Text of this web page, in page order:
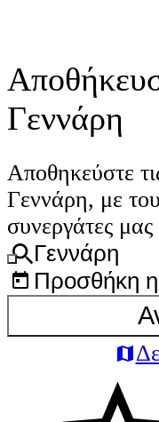
Γεννάρη
Αποθηκεύστε
Γεννάρη, με
συνεργάτες
Γεννάρη
Προσθήκη